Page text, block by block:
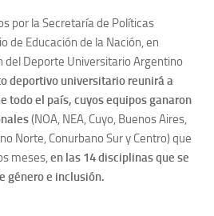
por la Secretaría de Políticas
de Educación de la Nación, en
del Deporte Universitario Argentino
deportivo universitario reunirá a
todo el país, cuyos equipos ganaron
(NOA, NEA, Cuyo, Buenos Aires,
Norte, Conurbano Sur y Centro) que
meses,en las 14 disciplinas que se
género e inclusión.